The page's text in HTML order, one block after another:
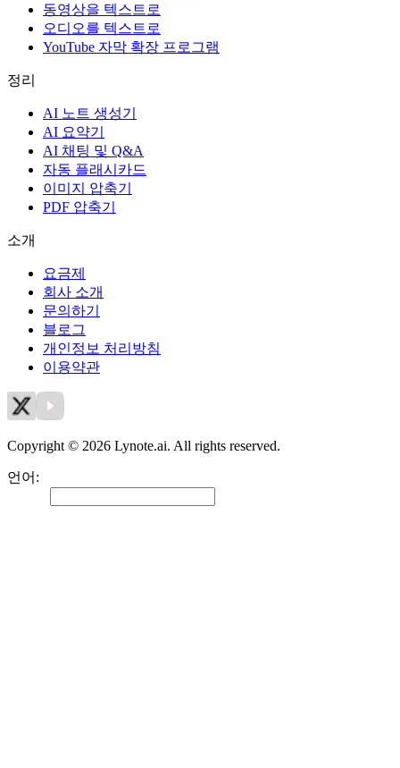
동영상을 텍스트로
오디오를 텍스트로
YouTube 자막 확장 프로그램
정리
AI 노트 생성기
AI 요약기
AI 채팅 및 Q&A
자동 플래시카드
이미지 압축기
PDF 압축기
소개
요금제
회사 소개
문의하기
블로그
개인정보 처리방침
이용약관
Copyright © 2026 Lynote.ai. All rights reserved.
언어 :